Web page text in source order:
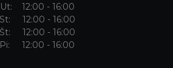
Ut: 12:00 - 16:00
St: 12:00 - 16:00
Št: 12:00 - 16:00
Pi: 12:00 - 16:00